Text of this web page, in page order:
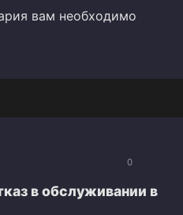
вам необходимо
0
в обслуживании в